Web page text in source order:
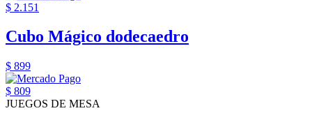
$ 2.151
Cubo Mágico dodecaedro
$ 899
$ 809
JUEGOS DE MESA